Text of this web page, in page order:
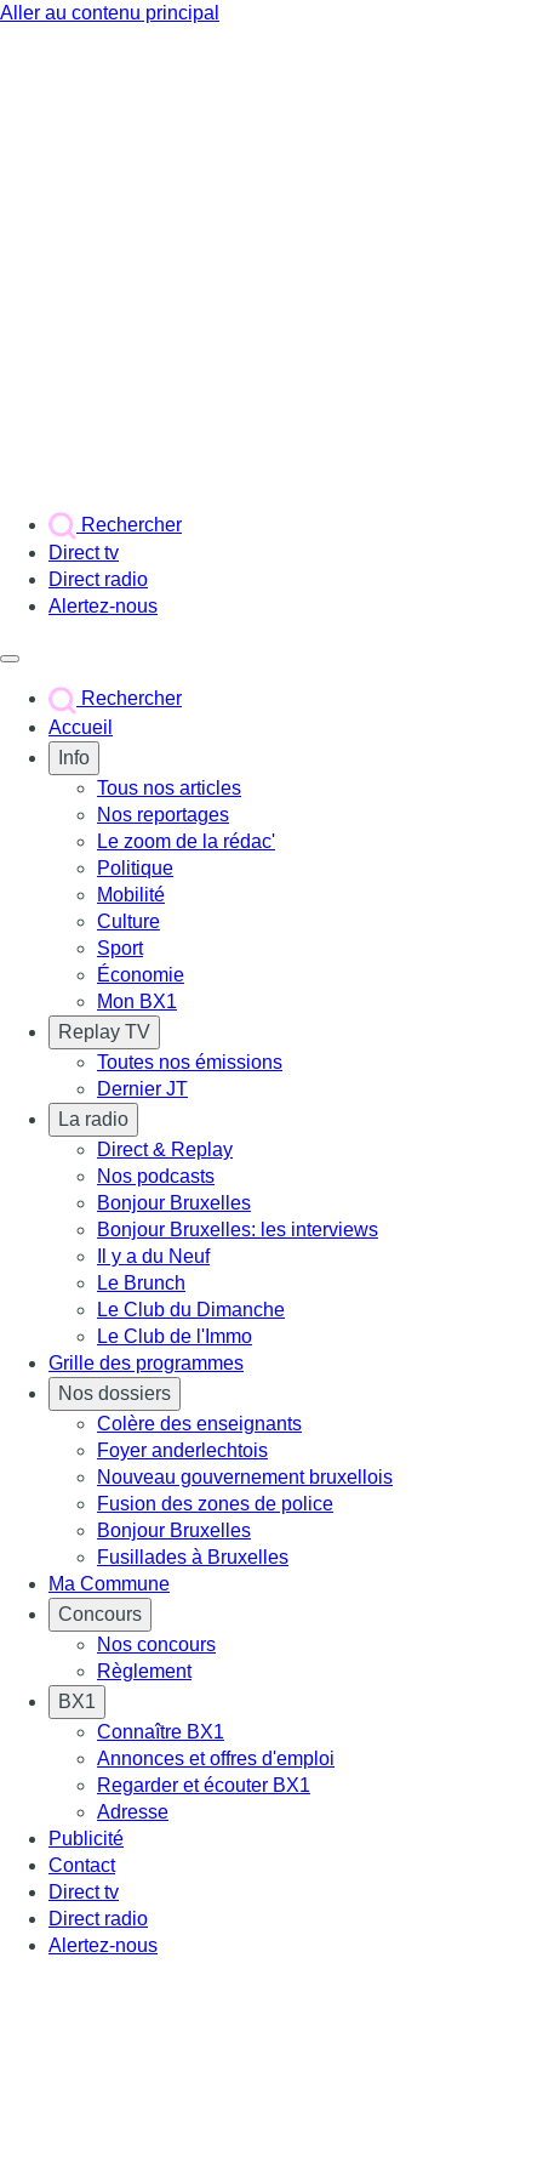
Aller au contenu principal
Rechercher
Direct tv
Direct radio
Alertez-nous
Rechercher
Accueil
Info
Tous nos articles
Nos reportages
Le zoom de la rédac'
Politique
Mobilité
Culture
Sport
Économie
Mon BX1
Replay TV
Toutes nos émissions
Dernier JT
La radio
Direct & Replay
Nos podcasts
Bonjour Bruxelles
Bonjour Bruxelles: les interviews
Il y a du Neuf
Le Brunch
Le Club du Dimanche
Le Club de l'Immo
Grille des programmes
Nos dossiers
Colère des enseignants
Foyer anderlechtois
Nouveau gouvernement bruxellois
Fusion des zones de police
Bonjour Bruxelles
Fusillades à Bruxelles
Ma Commune
Concours
Nos concours
Règlement
BX1
Connaître BX1
Annonces et offres d'emploi
Regarder et écouter BX1
Adresse
Publicité
Contact
Direct tv
Direct radio
Alertez-nous